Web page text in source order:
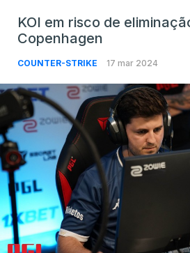
KOI em risco de
Copenhagen
COUNTER-STRIKE 17 mar 2024